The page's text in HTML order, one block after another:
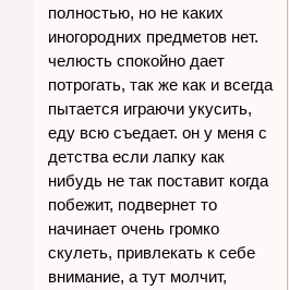
полностью, но не каких
иногородних предметов нет.
челюсть спокойно дает
потрогать, так же как и всегда
пытается играючи укусить,
еду всю съедает. он у меня с
детства если лапку как
нибудь не так поставит когда
побежит, подвернет то
начинает очень громко
скулеть, привлекать к себе
внимание, а тут молчит,